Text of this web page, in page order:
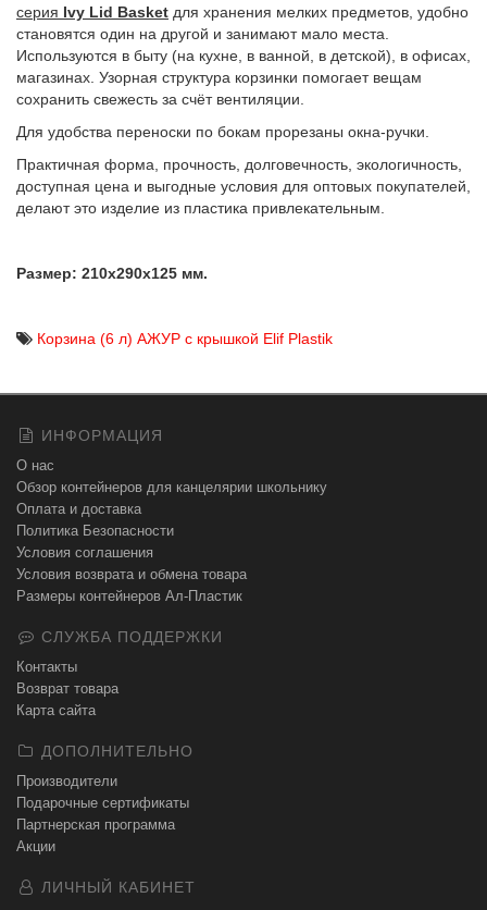
серия Ivy Lid Basket для хранения мелких предметов, удобно
становятся один на другой и занимают мало места.
Используются в быту (на кухне, в ванной, в детской), в офисах,
магазинах. Узорная структура корзинки помогает вещам
сохранить свежесть за счёт вентиляции.
Для удобства переноски по бокам прорезаны окна-ручки.
Практичная форма, прочность, долговечность, экологичность,
доступная цена и выгодные условия для оптовых покупателей,
делают это изделие из пластика привлекательным.
Размер: 210х290х125 мм.
Корзина (6 л) АЖУР с крышкой Elif Plastik
ИНФОРМАЦИЯ
О нас
Обзор контейнеров для канцелярии школьнику
Оплата и доставка
Политика Безопасности
Условия соглашения
Условия возврата и обмена товара
Размеры контейнеров Ал-Пластик
СЛУЖБА ПОДДЕРЖКИ
Контакты
Возврат товара
Карта сайта
ДОПОЛНИТЕЛЬНО
Производители
Подарочные сертификаты
Партнерская программа
Акции
ЛИЧНЫЙ КАБИНЕТ